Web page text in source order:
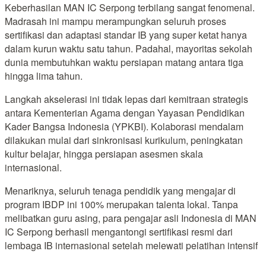
Keberhasilan MAN IC Serpong terbilang sangat fenomenal.
Madrasah ini mampu merampungkan seluruh proses
sertifikasi dan adaptasi standar IB yang super ketat hanya
dalam kurun waktu satu tahun. Padahal, mayoritas sekolah
dunia membutuhkan waktu persiapan matang antara tiga
hingga lima tahun.
Langkah akselerasi ini tidak lepas dari kemitraan strategis
antara Kementerian Agama dengan Yayasan Pendidikan
Kader Bangsa Indonesia (YPKBI). Kolaborasi mendalam
dilakukan mulai dari sinkronisasi kurikulum, peningkatan
kultur belajar, hingga persiapan asesmen skala
internasional.
Menariknya, seluruh tenaga pendidik yang mengajar di
program IBDP ini 100% merupakan talenta lokal. Tanpa
melibatkan guru asing, para pengajar asli Indonesia di MAN
IC Serpong berhasil mengantongi sertifikasi resmi dari
lembaga IB internasional setelah melewati pelatihan intensif